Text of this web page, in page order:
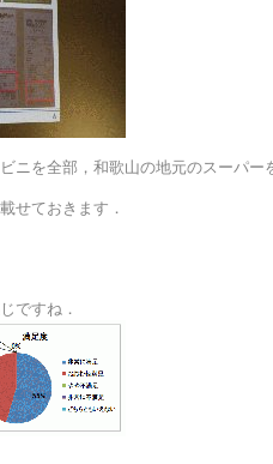
ニを全部，和歌山の地元のスーパ
せておきます．
ですね．